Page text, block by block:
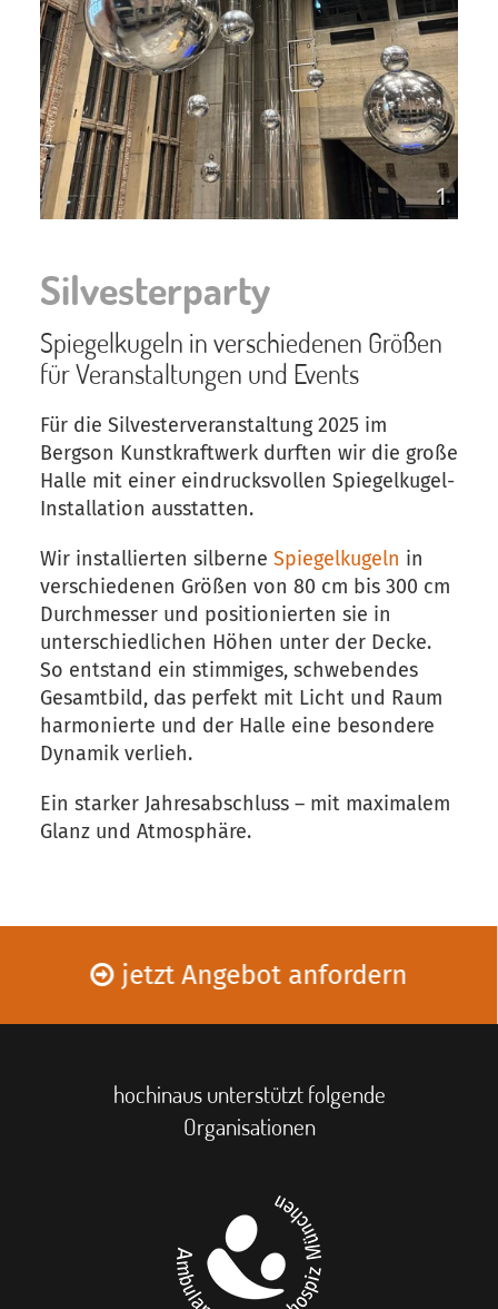
1
Silvesterparty
Spiegelkugeln in verschiedenen Größen
für Veranstaltungen und Events
Für die Silvesterveranstaltung 2025 im
Bergson Kunstkraftwerk durften wir die große
Halle mit einer eindrucksvollen Spiegelkugel-
Installation ausstatten.
Wir installierten silberne Spiegelkugeln in
verschiedenen Größen von 80 cm bis 300 cm
Durchmesser und positionierten sie in
unterschiedlichen Höhen unter der Decke.
So entstand ein stimmiges, schwebendes
Gesamtbild, das perfekt mit Licht und Raum
harmonierte und der Halle eine besondere
Dynamik verlieh.
Ein starker Jahresabschluss – mit maximalem
Glanz und Atmosphäre.
jetzt Angebot anfordern
hochinaus unterstützt folgende
Organisationen